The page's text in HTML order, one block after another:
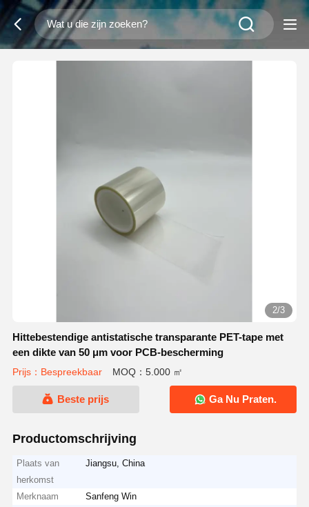
3/3
Hittebestendige antistatische transparante PET-tape met
een dikte van 50 μm voor PCB-bescherming
Prijs：Bespreekbaar MOQ：5.000 ㎡
Beste prijs Ga Nu Praten.
Productomschrijving
Plaats van
herkomst
Jiangsu, China
Merknaam
Sanfeng Win